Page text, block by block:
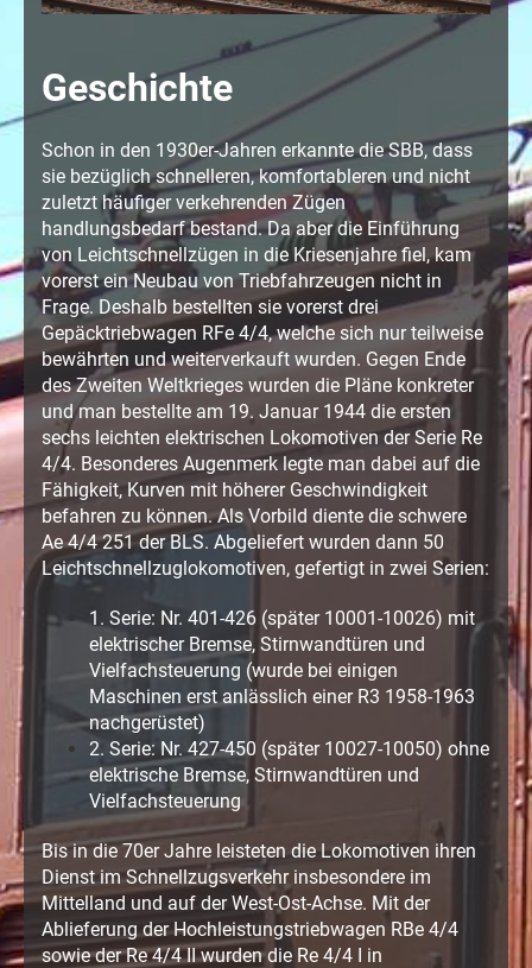
Geschichte
Schon in den 1930er-Jahren erkannte die SBB, dass
sie bezüglich schnelleren, komfortableren und nicht
zuletzt häufiger verkehrenden Zügen
handlungsbedarf bestand. Da aber die Einführung
von Leichtschnellzügen in die Kriesenjahre fiel, kam
vorerst ein Neubau von Triebfahrzeugen nicht in
Frage. Deshalb bestellten sie vorerst drei
Gepäcktriebwagen RFe 4/4, welche sich nur teilweise
bewährten und weiterverkauft wurden. Gegen Ende
des Zweiten Weltkrieges wurden die Pläne konkreter
und man bestellte am 19. Januar 1944 die ersten
sechs leichten elektrischen Lokomotiven der Serie Re
4/4. Besonderes Augenmerk legte man dabei auf die
Fähigkeit, Kurven mit höherer Geschwindigkeit
befahren zu können. Als Vorbild diente die schwere
Ae 4/4 251 der BLS. Abgeliefert wurden dann 50
Leichtschnellzuglokomotiven, gefertigt in zwei Serien:
1. Serie: Nr. 401-426 (später 10001-10026) mit
elektrischer Bremse, Stirnwandtüren und
Vielfachsteuerung (wurde bei einigen
Maschinen erst anlässlich einer R3 1958-1963
nachgerüstet)
2. Serie: Nr. 427-450 (später 10027-10050) ohne
elektrische Bremse, Stirnwandtüren und
Vielfachsteuerung
Bis in die 70er Jahre leisteten die Lokomotiven ihren
Dienst im Schnellzugsverkehr insbesondere im
Mittelland und auf der West-Ost-Achse. Mit der
Ablieferung der Hochleistungstriebwagen RBe 4/4
sowie der Re 4/4 II wurden die Re 4/4 I in